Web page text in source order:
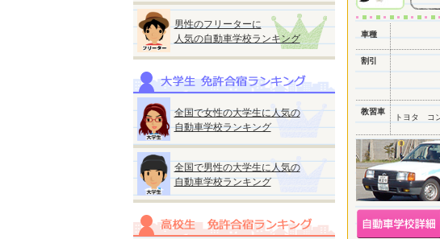
男性のフリーターに
人気の自動車学校ランキング
全国で女性の大学生に人気の
自動車学校ランキング
全国で男性の大学生に人気の
自動車学校ランキング
車種
割引
教習車
トヨタ コ